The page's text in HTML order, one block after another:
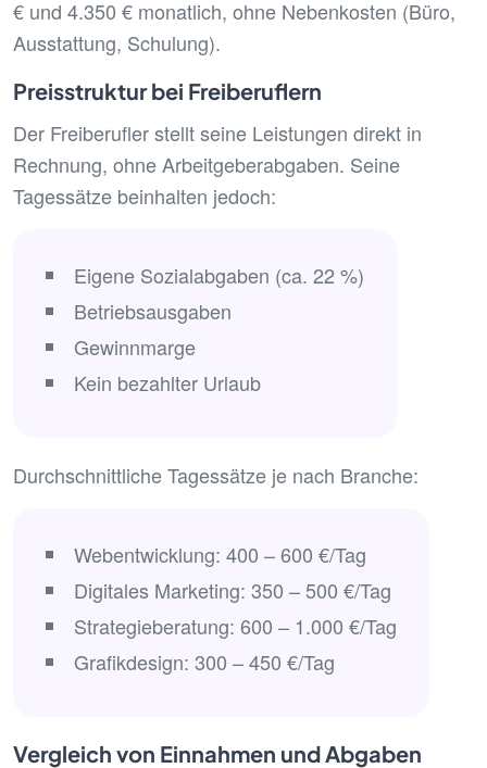
€ und 4.350 € monatlich, ohne Nebenkosten (Büro,
Ausstattung, Schulung).
Preisstruktur bei Freiberuflern
Der Freiberufler stellt seine Leistungen direkt in
Rechnung, ohne Arbeitgeberabgaben. Seine
Tagessätze beinhalten jedoch:
Eigene Sozialabgaben (ca. 22 %)
Betriebsausgaben
Gewinnmarge
Kein bezahlter Urlaub
Durchschnittliche Tagessätze je nach Branche:
Webentwicklung: 400 – 600 €/Tag
Digitales Marketing: 350 – 500 €/Tag
Strategieberatung: 600 – 1.000 €/Tag
Grafikdesign: 300 – 450 €/Tag
Vergleich von Einnahmen und Abgaben